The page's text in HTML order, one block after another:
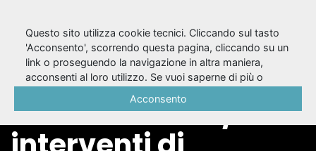
Antigone irriducibile
: i diritti umani /
Questo sito utilizza cookie tecnici. Cliccando sul tasto
'Acconsento', scorrendo questa pagina, cliccando su un
link o proseguendo la navigazione in altra maniera,
acconsenti al loro utilizzo. Se vuoi saperne di più o
Acconsento